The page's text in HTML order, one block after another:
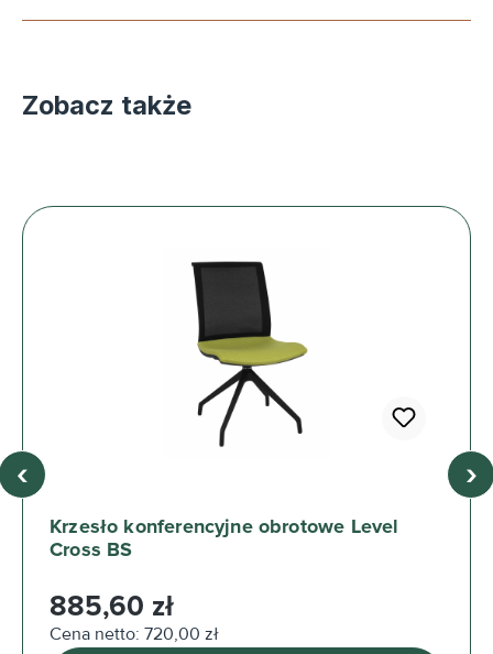
Zobacz także
Krzesło konferencyjne obrotowe Level
Cross BS
Cena regularna:
885,60 zł
Cena netto: 720,00 zł
‹ ›